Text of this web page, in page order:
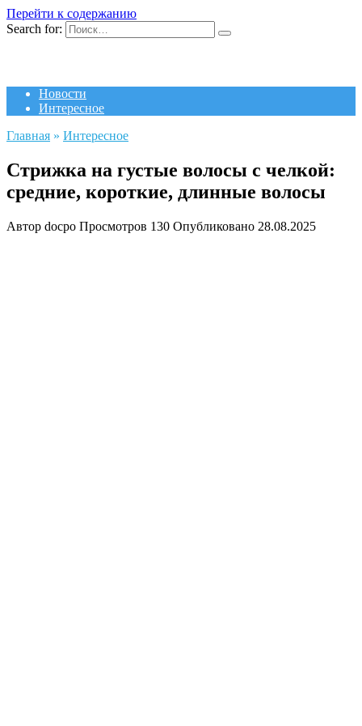
Перейти к содержанию
Search for:
Новости
Интересное
Главная » Интересное
Стрижка на густые волосы с челкой:
средние, короткие, длинные волосы
Автор docpo Просмотров 130 Опубликовано 28.08.2025